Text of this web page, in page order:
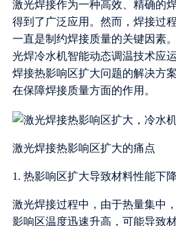
激光焊接作为一种高效、精确的
得到了广泛应用。然而，焊接过
一直是制约焊接质量的关键因素
光焊冷水机智能动态调温技术应
焊接热影响区扩大问题的解决方
在保障焊接质量方面的作用。
激光焊接热影响区扩大的痛点
1. 热影响区扩大导致材料性能下降
激光焊接过程中，由于热量集中
影响区温度迅速升高，可能导致